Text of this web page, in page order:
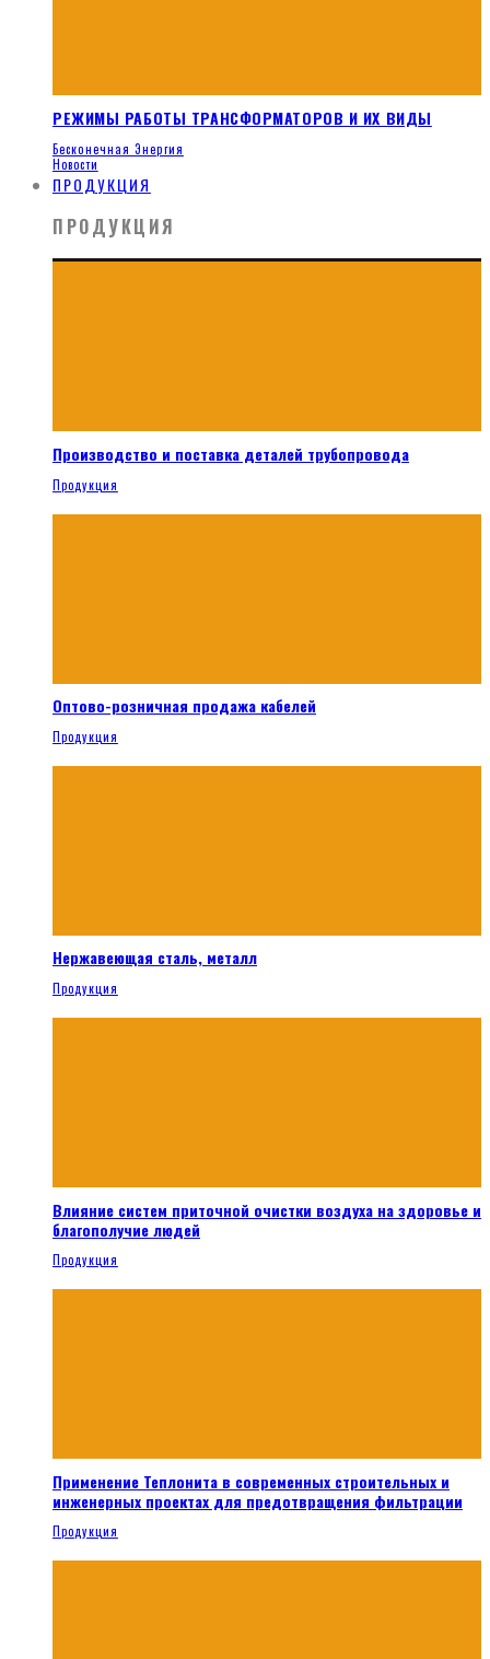
РЕЖИМЫ РАБОТЫ ТРАНСФОРМАТОРОВ И ИХ ВИДЫ
Бесконечная Энергия
Новости
ПРОДУКЦИЯ
ПРОДУКЦИЯ
Производство и поставка деталей трубопровода
Продукция
Оптово-розничная продажа кабелей
Продукция
Нержавеющая сталь, металл
Продукция
Влияние систем приточной очистки воздуха на здоровье и
благополучие людей
Продукция
Применение Теплонита в современных строительных и
инженерных проектах для предотвращения фильтрации
Продукция